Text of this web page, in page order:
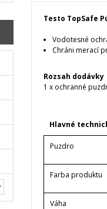
Testo TopSafe
Vodotesné
Chráni merací
Rozsah dodávky
1 x ochranné
Hlavné
Puzdro
Farba produktu
Váha